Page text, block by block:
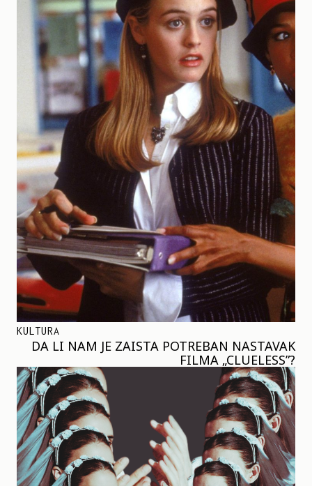
KULTURA
DA LI NAM JE ZAISTA POTREBAN NASTAVAK
FILMA „CLUELESS”?